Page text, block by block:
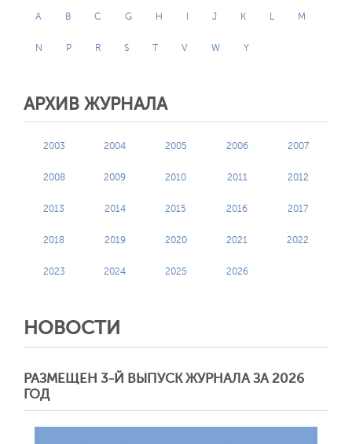
A B C G H J K L M
N P R S T V W Y
АРХИВ ЖУРНАЛА
2003 2004 2005 2006 2007
2008 2009 2010 2011 2012
2013 2014 2015 2016 2017
2018 2019 2020 2021 2022
2023 2024 2025 2026
НОВОСТИ
РАЗМЕЩЕН 3-Й ВЫПУСК ЖУРНАЛА ЗА 2026
ГОД